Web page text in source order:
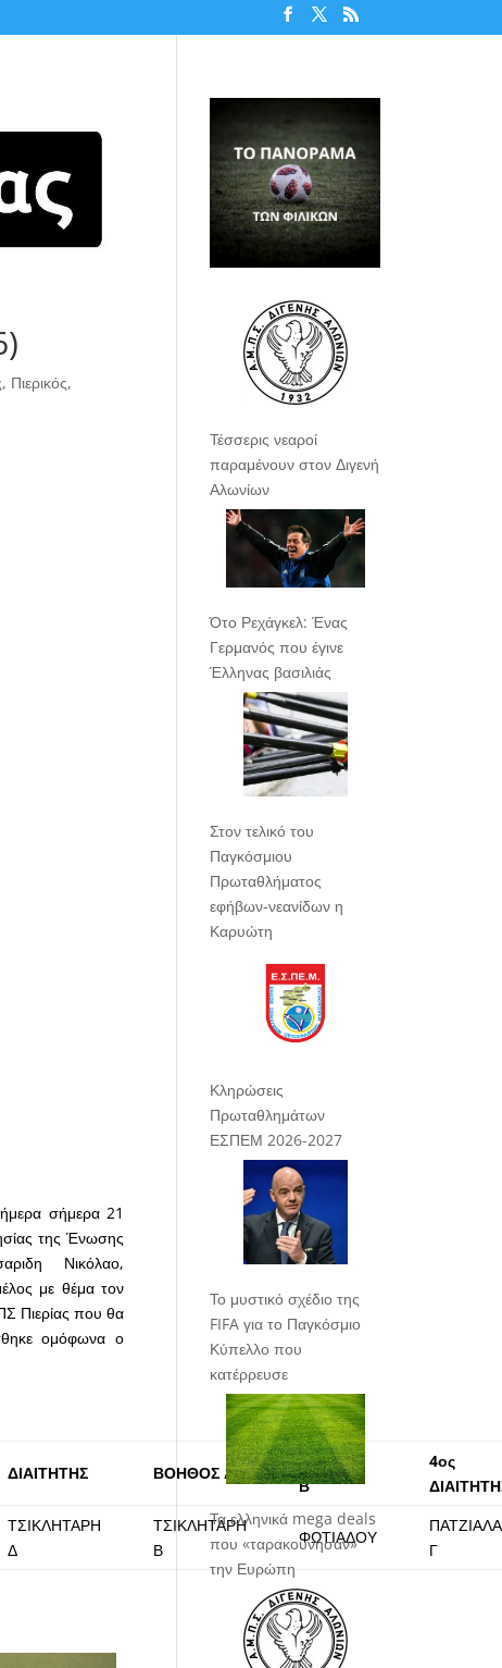
, Πιερικός,
σήμερα 21
της Ένωσης
Νικόλαο,
με θέμα τον
Πιερίας που θα
ομόφωνα ο
ΔΙΑΙΤΗΤΗΣ ΒΟΗΘΟΣ Α΄
ΒΟΗΘΟΣ
Β΄
4ος
ΤΣΙΚΛΗΤΑΡΗ
Δ
ΤΣΙΚΛΗΤΑΡΗ
Β
ΦΩΤΙΑΔΟΥ
Γ
Τέσσερις νεαροί
παραμένουν στον Διγενή
Αλωνίων
Ότο Ρεχάγκελ: Ένας
Γερμανός που έγινε
Έλληνας βασιλιάς
Στον τελικό του
Παγκόσμιου
Πρωταθλήματος
εφήβων-νεανίδων η
Καρυώτη
Κληρώσεις
Πρωταθλημάτων
ΕΣΠΕΜ 2026-2027
Το μυστικό σχέδιο της
FIFA για το Παγκόσμιο
Κύπελλο που
κατέρρευσε
Τα ελληνικά mega deals
που «ταρακούνησαν»
την Ευρώπη